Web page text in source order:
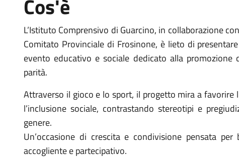
Cos'è
L’Istituto Comprensivo di Guarcino, in collaborazione
Comitato Provinciale di Frosinone, è lieto di
evento educativo e sociale dedicato alla promozione
parità.
Attraverso il gioco e lo sport, il progetto mira a favorire
l’inclusione sociale, contrastando stereotipi e
genere.
Un’occasione di crescita e condivisione pensata
accogliente e partecipativo.